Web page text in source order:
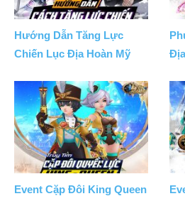
Hướng Dẫn Tăng Lực
Chiến Lục Địa Hoàn Mỹ
Event Cặp Đôi King Queen